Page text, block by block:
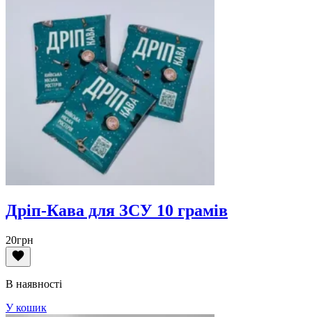
Дріп-Кава для ЗСУ 10 грамів
20грн
В наявності
У кошик